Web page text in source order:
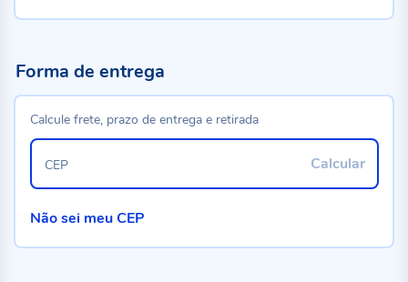
Forma de entrega
Calcule frete, prazo de entrega e retirada
Calcular
CEP
Não sei meu CEP